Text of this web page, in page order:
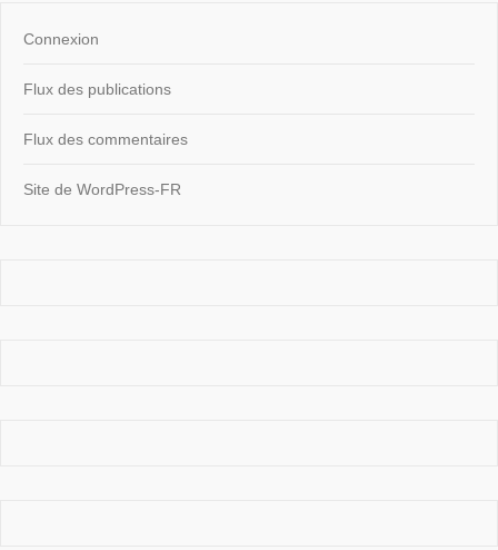
Connexion
Flux des publications
Flux des commentaires
Site de WordPress-FR